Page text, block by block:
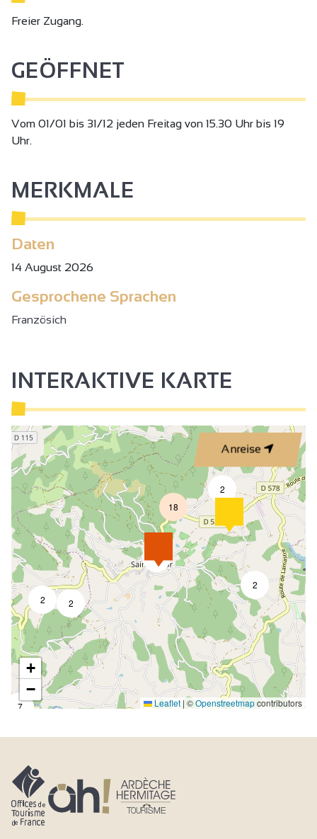
Freier Zugang.
GEÖFFNET
Vom 01/01 bis 31/12 jeden Freitag von 15.30 Uhr bis 19
Uhr.
MERKMALE
Daten
14 August 2026
Gesprochene Sprachen
Französich
INTERAKTIVE KARTE
Anreise
2
2
2
2
6
18
7
+
−
Leaflet | ©Openstreetmapcontributors